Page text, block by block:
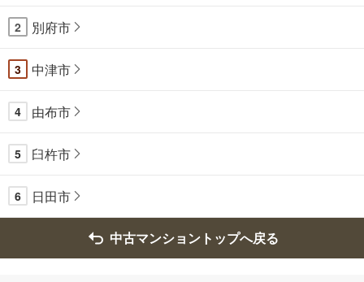
す
2 別府市
3 中津市
4 由布市
5 臼杵市
6 日田市
中古マンショントップへ戻る